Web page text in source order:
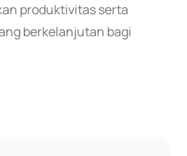
produktivitas serta
berkelanjutan bagi